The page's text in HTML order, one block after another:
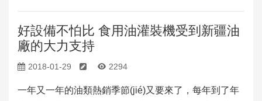
好設備不怕比 食用油灌裝機受到新疆油
廠的大力支持
2018-01-29 2294
一年又一年的油類熱銷季節(jié)又要來了，每年到了年